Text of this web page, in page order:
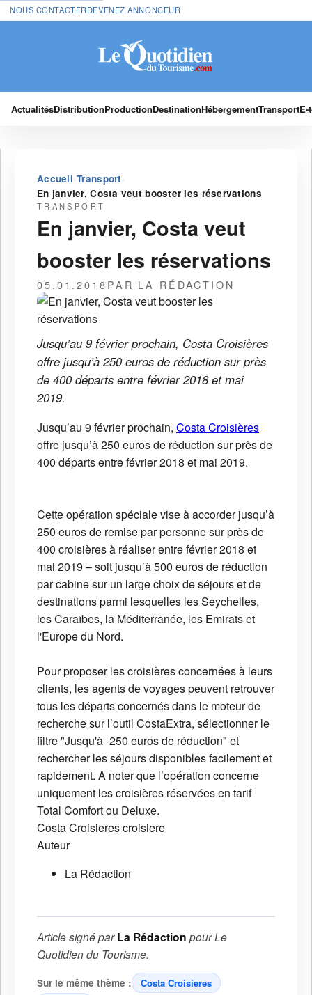
NOUS CONTACTERDEVENEZ ANNONCEUR
ActualitésDistributionProductionDestinationHébergementTransport
Accueil›Transport ›
En janvier, Costa veut booster les réservations
TRANSPORT
En janvier, Costa veut
booster les réservations
05.01.2018PAR LA RÉDACTION
Jusqu’au 9 février prochain, Costa Croisières
offre jusqu’à 250 euros de réduction sur près
de 400 départs entre février 2018 et mai
2019.
Jusqu’au 9 février prochain, Costa Croisières
offre jusqu’à 250 euros de réduction sur près de
400 départs entre février 2018 et mai 2019.
Cette opération spéciale vise à accorder jusqu’à
250 euros de remise par personne sur près de
400 croisières à réaliser entre février 2018 et
mai 2019 – soit jusqu’à 500 euros de réduction
par cabine sur un large choix de séjours et de
destinations parmi lesquelles les Seychelles,
les Caraïbes, la Méditerranée, les Emirats et
l'Europe du Nord.
Pour proposer les croisières concernées à leurs
clients, les agents de voyages peuvent retrouver
tous les départs concernés dans le moteur de
recherche sur l’outil CostaExtra, sélectionner le
filtre "Jusqu'à -250 euros de réduction" et
rechercher les séjours disponibles facilement et
rapidement. A noter que l’opération concerne
uniquement les croisières réservées en tarif
Total Comfort ou Deluxe.
Costa Croisierescroisiere
Auteur
La Rédaction
Article signé parLa Rédaction pourLe
Quotidien du Tourisme.
Sur le même thème :
Costa Croisieres